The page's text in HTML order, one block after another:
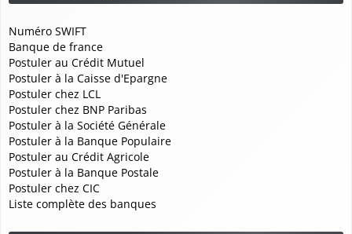
Numéro SWIFT
Banque de france
Postuler au Crédit Mutuel
Postuler à la Caisse d'Epargne
Postuler chez LCL
Postuler chez BNP Paribas
Postuler à la Société Générale
Postuler à la Banque Populaire
Postuler au Crédit Agricole
Postuler à la Banque Postale
Postuler chez CIC
Liste complète des banques